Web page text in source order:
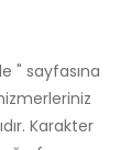
" sayfasına
Karakter